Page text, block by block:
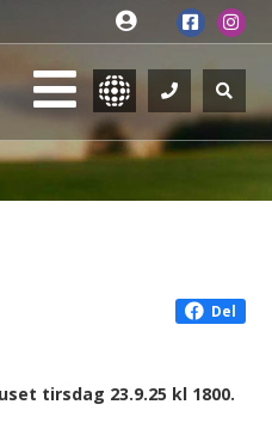
Del
tirsdag 23.9.25 kl 1800.